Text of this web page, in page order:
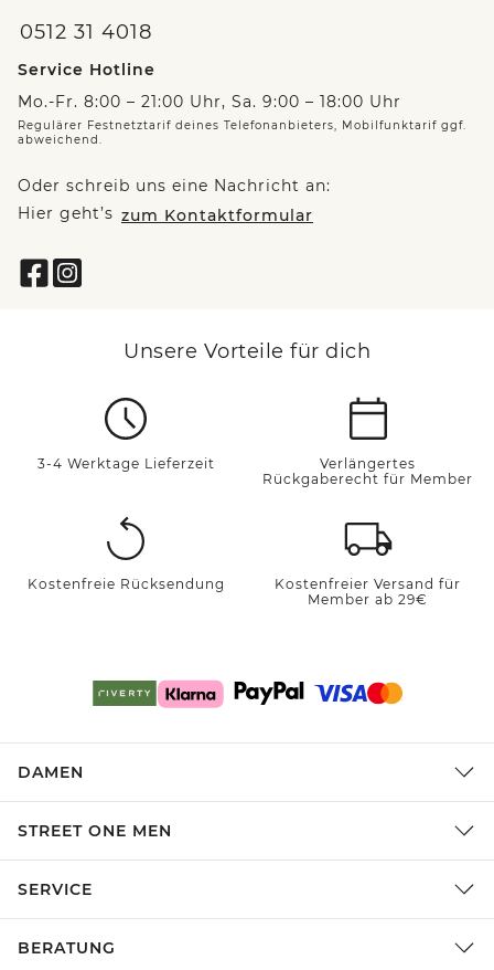
0512 31 4018
Service Hotline
Mo.-Fr. 8:00 – 21:00 Uhr, Sa. 9:00 – 18:00 Uhr
Regulärer Festnetztarif deines Telefonanbieters, Mobilfunktarif ggf.
abweichend.
Oder schreib uns eine Nachricht an:
Hier geht’s zum Kontaktformular
Unsere Vorteile für dich
3-4 Werktage Lieferzeit
Verlängertes
Rückgaberecht für Member
Kostenfreie Rücksendung
Kostenfreier Versand für
Member ab 29€
DAMEN
STREET ONE MEN
SERVICE
BERATUNG